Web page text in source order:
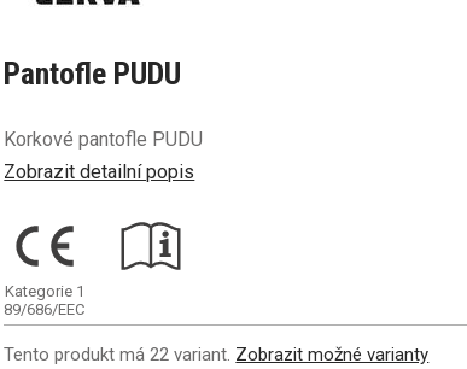
Pantofle PUDU
Korkové pantofle PUDU
Zobrazit detailní popis
Kategorie 1
89/686/EEC
Tento produkt má 22 variant. Zobrazit možné varianty